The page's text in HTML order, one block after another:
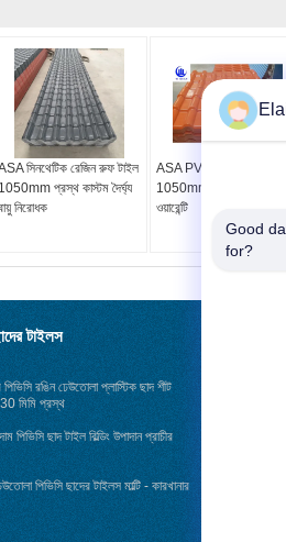
সিনথেটিক রেজিন রুফ টাইল
1050mm প্রস্থ কাস্টম দৈর্ঘ্য
নিরোধক
ASA PVC সিনথেটিক রুফ
1050mm প্রস্থ 5-বছরের
ওয়ারেন্টি
টাইলস
পিভিসি রঙিন ঢেউতোলা প্লাস্টিক ছাদ শীট
মিমি প্রস্থ
পিভিসি ছাদ টাইল বিল্ডিং উপাদান প্রাচীর
পিভিসি ছাদের টাইলস মাল্টি - কারখানার
Good
for?